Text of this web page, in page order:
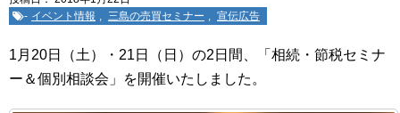
- イベント情報 三島の売買セミナー 宣伝広告
1月20日（土）・21日（日）の2日間、「相続・節税セミナ
ー＆個別相談会」を開催いたしました。